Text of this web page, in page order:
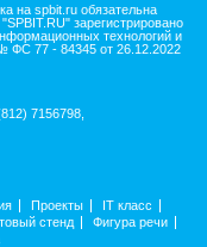
на spbit.ru обязательна
зарегистрировано
технологий и
ФС 77 - 84345 от 26.12.2022
7156798,
Проекты
IT класс
стенд
Фигура речи